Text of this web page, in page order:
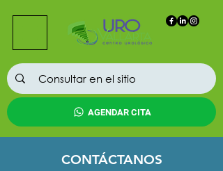
AGENDAR CITA
CONTÁCTANOS